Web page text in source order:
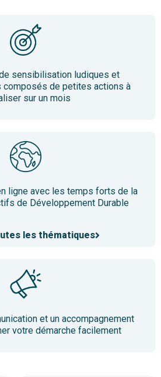
sensibilisation ludiques et
composés de petites actions à
sur un mois
ligne avec les temps forts de la
de Développement Durable
les thématiques
et un accompagnement
votre démarche facilement